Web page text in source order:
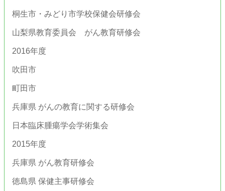
桐生市・みどり市学校保健会研修会
山梨県教育委員会 がん教育研修会
2016年度
吹田市
町田市
兵庫県 がんの教育に関する研修会
日本臨床腫瘍学会学術集会
2015年度
兵庫県 がん教育研修会
徳島県 保健主事研修会